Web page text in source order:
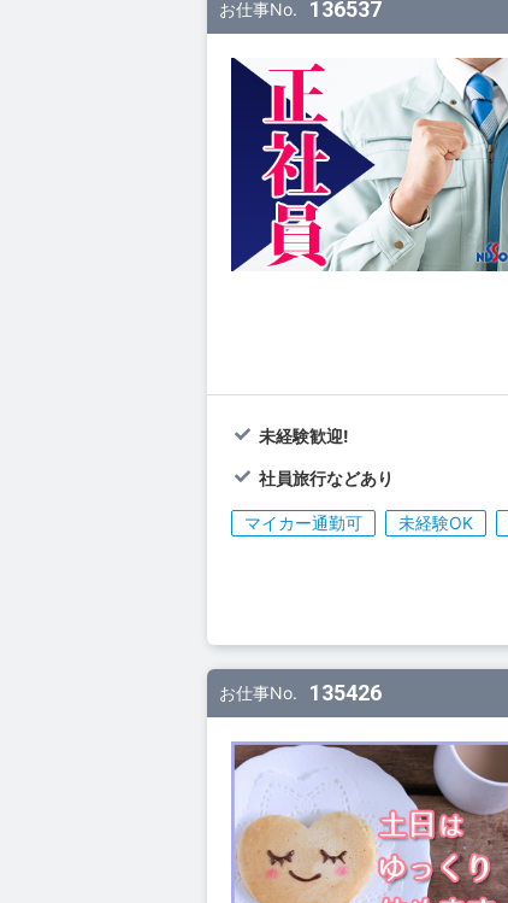
お仕事No. 136537
未経験歓迎!
社員旅行などあり
マイカー通勤可 未経験OK
お仕事No. 135426